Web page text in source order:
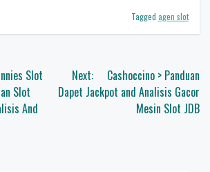
Tagged agen slot
Slot
Slot
And
Next:
Cashoccino > Panduan
Dapet Jackpot and Analisis Gacor
Mesin Slot JDB